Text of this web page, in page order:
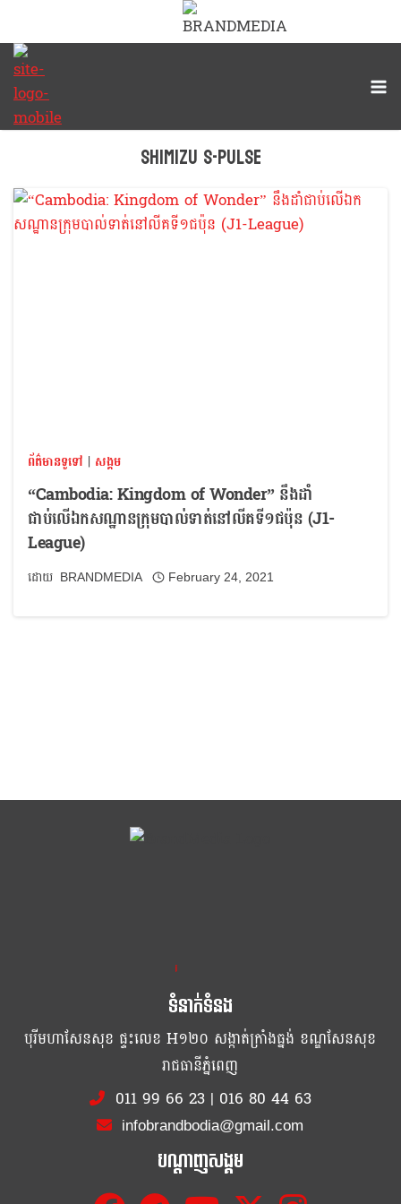
Shimizu S-Pulse
ព័ត៌មានទូទៅ | សង្គម
“Cambodia: Kingdom of Wonder” នឹងដាំ
ជាប់លើឯកសណ្ឋានក្រុមបាល់ទាត់នៅលីគទី១ជប៉ុន (J1-
League)
BRANDMEDIA February 24, 2021
ខ្លឹម ខ្លី រហ័ស
ទំនាក់ទំនង
បុរីមហាសែនសុខ ផ្ទះលេខ H១២០ សង្កាត់ក្រាំងធ្នង់ ខណ្ឌសែនសុខ
រាជធានីភ្នំពេញ
011 99 66 23| 016 80 44 63
infobrandbodia@gmail.com
បណ្ដាញសង្គម